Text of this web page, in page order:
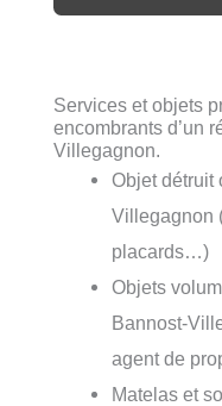
Services et objets
encombrants d’un
Villegagnon.
Objet détruit
Villegagnon
placards…)
Objets
Bannost-
agent de
Matelas et